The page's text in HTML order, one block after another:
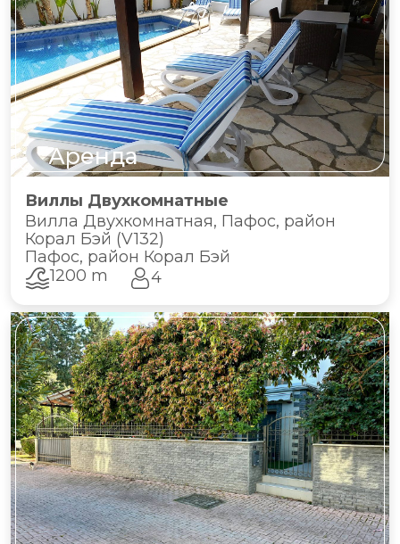
Аренда
Виллы Двухкомнатные
Вилла Двухкомнатная, Пафос, район
Корал Бэй (V132)
Пафос, район Корал Бэй
1200 m
4